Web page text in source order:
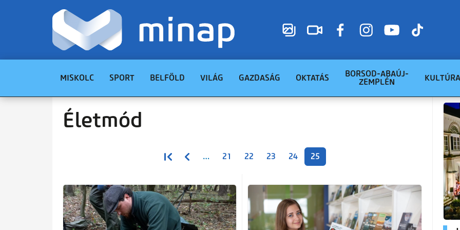
MISKOLC SPORT BELFÖLD VILÁG GAZDASÁG OKTATÁS
BORSOD-ABAÚJ-
ZEMPLÉN
KULTÚRA
Életmód
Első oldalElőző oldal
… 21 22 23 24 25